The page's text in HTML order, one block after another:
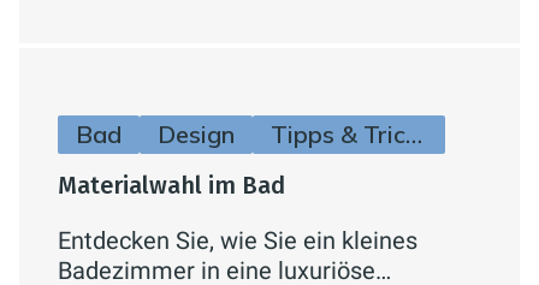
Bad Design Tipps & Tricks
Materialwahl im Bad
Entdecken Sie, wie Sie ein kleines
Badezimmer in eine luxuriöse